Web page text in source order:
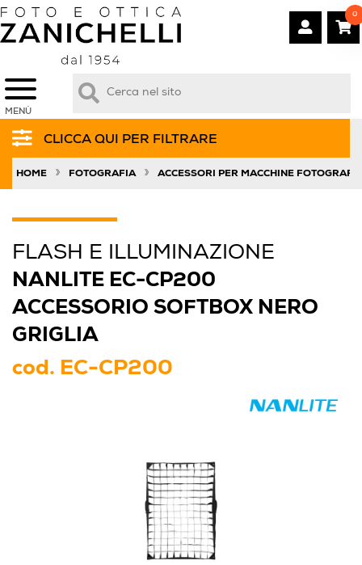
MENÙ
0
CLICCA QUI PER FILTRARE
HOME » FOTOGRAFIA » ACCESSORI PER MACCHINE
FLASH E ILLUMINAZIONE
NANLITE EC-CP200
ACCESSORIO SOFTBOX NERO
GRIGLIA
cod. EC-CP200